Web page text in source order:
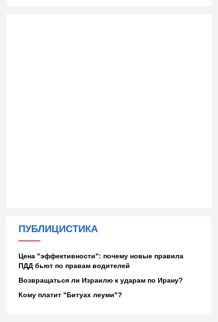
ПУБЛИЦИСТИКА
Цена "эффективности": почему новые правила
ПДД бьют по правам водителей
Возвращаться ли Израилю к ударам по Ирану?
Кому платит "Битуах леуми"?